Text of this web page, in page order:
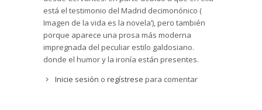
desprecian cuando no les hace falta a los más
humildes.
Sin pretensiones, Misericordia, es un alegato
social en favor de los más necesitados.
está el testimonio del Madrid decimonónico (
Imagen de la vida es la novela’), pero también
porque aparece una prosa más moderna
impregnada del peculiar estilo galdosiano.
donde el humor y la ironía están presentes.
Inicie sesión o regístrese para comentar